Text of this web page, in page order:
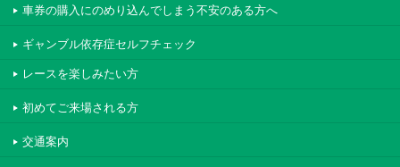
車券の購入にのめり込んでしまう不安のある方へ
ギャンブル依存症セルフチェック
レースを楽しみたい方
初めてご来場される方
交通案内